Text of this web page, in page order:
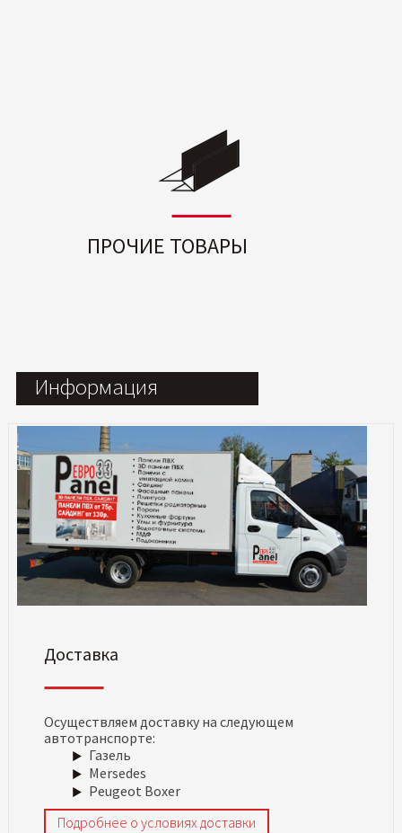
ПРОЧИЕ ТОВАРЫ
Информация
Доставка
Осуществляем доставку на следующем
автотранспорте:
Газель
Mersedes
Peugeot Boxer
Подробнее о условиях доставки